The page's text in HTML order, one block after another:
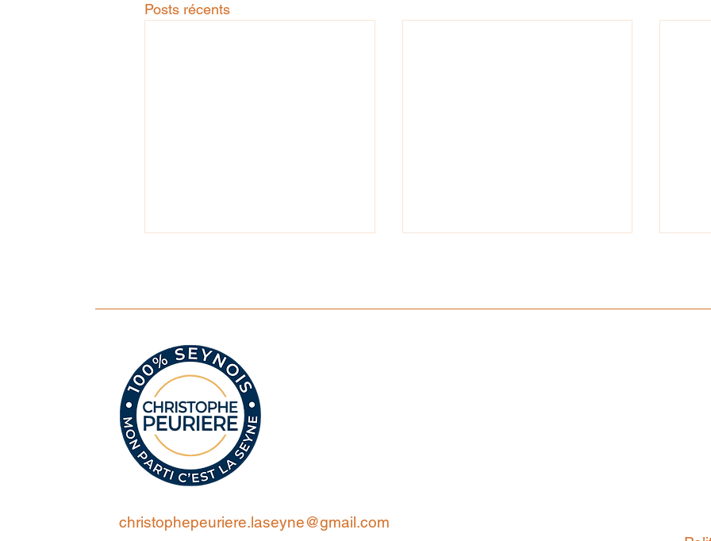
Posts récents
Nos premières actions
christophepeuriere.laseyne@gmail.com